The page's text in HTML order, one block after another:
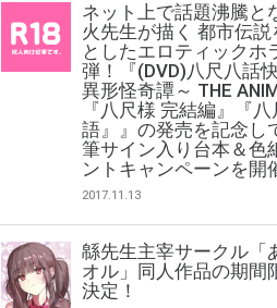
ネット上で話題沸騰と
火先生が描く 都市伝説
としたエロティックホ
弾！『(DVD)八尺八話
異形怪奇譚～ THE
『八尺様 完結編』『
語』』の発売を記念し
筆サイン入り台本＆色
ントキャンペーンを開
2017.11.13
緜先生主宰サークル「
オル」同人作品の期間
決定！